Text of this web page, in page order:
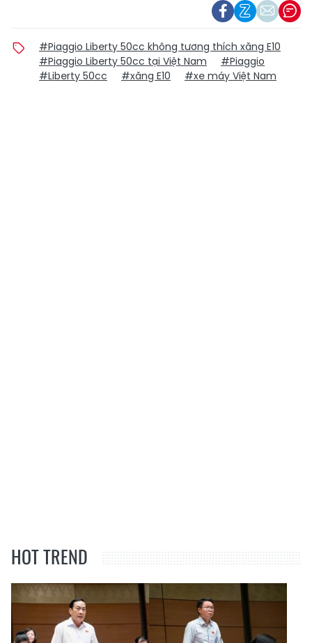
#Piaggio Liberty 50cc không tương thích xăng E10
#Piaggio Liberty 50cc tại Việt Nam
#Piaggio
#Liberty 50cc
#xăng E10 #xe máy Việt Nam
HOT TREND